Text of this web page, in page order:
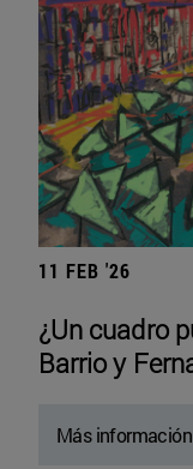
11 FEB '26
¿Un cuadro
Barrio y
Más información